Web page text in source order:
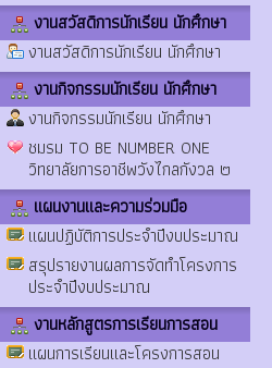
งานสวัสดิการนักเรียน นักศึกษา
งานสวัสดิการนักเรียน นักศึกษา
งานกิจกรรมนักเรียน นักศึกษา
งานกิจกรรมนักเรียน นักศึกษา
ชมรม TO BE NUMBER ONE
วิทยาลัยการอาชีพวังไกลกังวล ๒
แผนงานและความร่วมมือ
แผนปฏิบัติการประจำปีงบประมาณ
สรุปรายงานผลการจัดทำโครงการ
ประจำปีงบประมาณ
งานหลักสูตรการเรียนการสอน
แผนการเรียนและโครงการสอน